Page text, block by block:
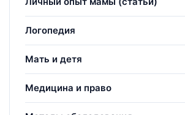
Логопедия
Мать и детя
Медицина и право